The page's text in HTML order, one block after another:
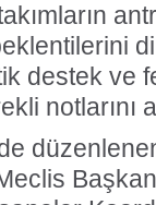
destek ve
notlarını